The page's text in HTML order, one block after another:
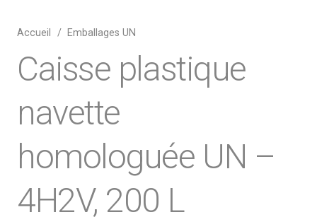
Accueil / Emballages UN
Caisse plastique
navette
homologuée UN –
4H2V, 200 L